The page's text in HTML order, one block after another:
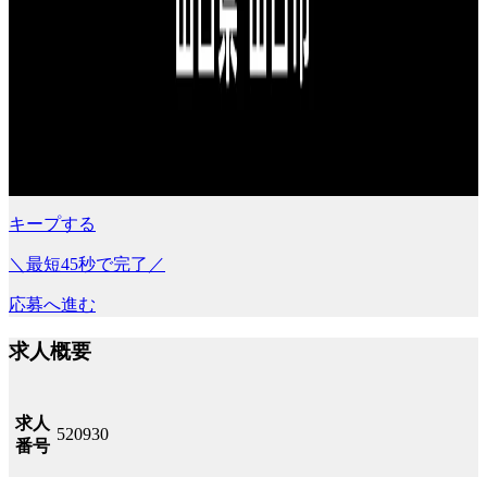
キープする
＼最短45秒で完了／
応募へ進む
求人概要
求人
番号
520930